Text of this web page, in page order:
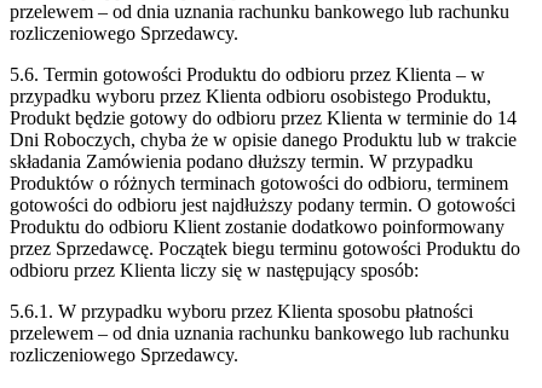
przelewem – od dnia uznania rachunku bankowego lub rachunku
rozliczeniowego Sprzedawcy.
5.6. Termin gotowości Produktu do odbioru przez Klienta – w
przypadku wyboru przez Klienta odbioru osobistego Produktu,
Produkt będzie gotowy do odbioru przez Klienta w terminie do 14
Dni Roboczych, chyba że w opisie danego Produktu lub w trakcie
składania Zamówienia podano dłuższy termin. W przypadku
Produktów o różnych terminach gotowości do odbioru, terminem
gotowości do odbioru jest najdłuższy podany termin. O gotowości
Produktu do odbioru Klient zostanie dodatkowo poinformowany
przez Sprzedawcę. Początek biegu terminu gotowości Produktu do
odbioru przez Klienta liczy się w następujący sposób:
5.6.1. W przypadku wyboru przez Klienta sposobu płatności
przelewem – od dnia uznania rachunku bankowego lub rachunku
rozliczeniowego Sprzedawcy.